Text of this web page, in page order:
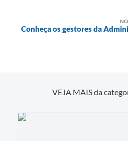
Conheça os gestores da
VEJA MAIS da